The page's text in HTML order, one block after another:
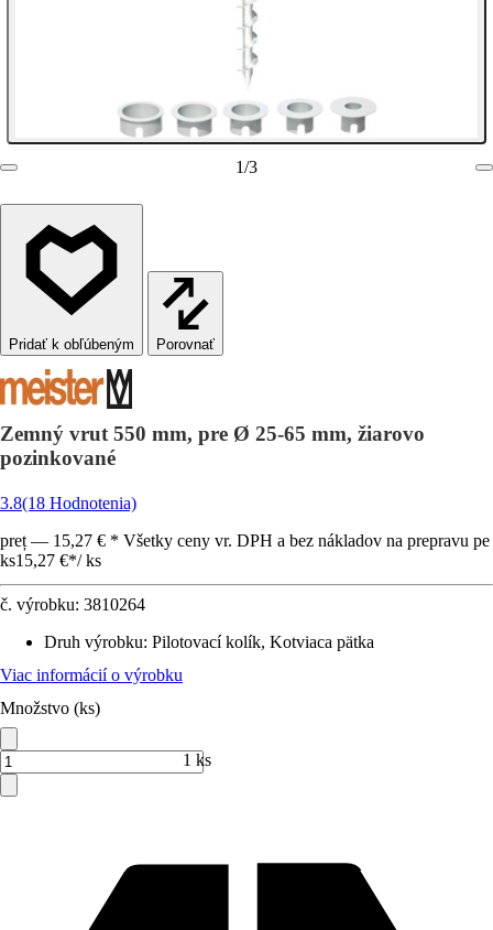
1/3
Porovnať
Zemný vrut 550 mm, pre Ø 25-65 mm, žiarovo
pozinkované
3.8(18 Hodnotenia)
preț — 15,27 € * Všetky ceny vr. DPH a bez nákladov na prepravu pe
ks15,27 €*/ ks
č. výrobku: 3810264
Druh výrobku: Pilotovací kolík, Kotviaca pätka
Viac informácií o výrobku
Množstvo (ks)
1 ks